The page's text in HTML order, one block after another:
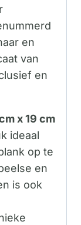
en
van
en
x 19 cm
ideaal
op te
en
is ook